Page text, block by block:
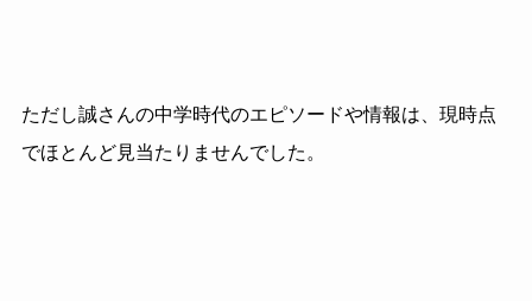
ただし誠さんの中学時代のエピソードや情報は、現時点
でほとんど見当たりませんでした。